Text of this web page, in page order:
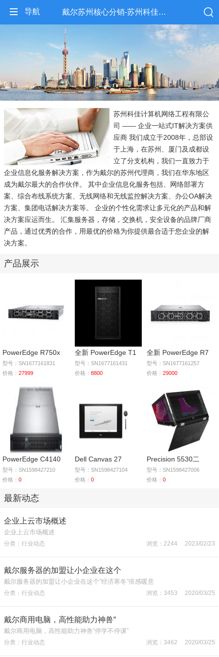
导航 戴尔苏州核心分销-苏州科佳计算机网络工程有限公司
苏州科佳计算机网络工程有限公
司 —— 企业一站式IT解决方案供
应商 我们成立于2008年，总部设
于上海，在苏州、厦门及成都设
立了分支机构，我们一直致力于
企业信息化服务解决方案，作为戴尔的苏州代理商，我们在华东地区
成为戴尔最大的合作伙伴。 其中企业信息化服务包括、网络部署方
案、综合布线系统方案、无线网络和无线监控解决方案、办公OA解决
方案、集团电话解决方案等。 企业的个性化需求让多元化的产品和解
决方案应运而生。 汇集服务器，存储，交换机，安全设备的品牌厂商
产品，通过优秀的合作，用最优的价格为你提供最合适于您企业的解
决方案。
产品展示
PowerEdge R750x
型号：SN1677161831
价格： 27999
全新 PowerEdge T1
型号：SN1677161431
价格： 8800
全新 PowerEdge R7
型号：SN1677161257
价格：29000
PowerEdge C4140
型号：SN1598427210
价格： 0
Dell Canvas 27
型号：SN1598427104
价格： 0
Precision 5530二
型号：SN1598427006
价格：0
最新动态
企业上云市场概述
企业上云市场概述
分类：行业动态 浏览：2244 2023/02/23
戴尔服务器的加盟让小企业在这个
戴尔服务器的加盟让小企业在这个“经济寒冬”倍感暖意
分类：行业动态 浏览：3453 2020/03/25
戴尔商用电脑，高性能助力神兽“
戴尔商用电脑，高性能助力神兽“停学不停课”
分类：行业动态 浏览：3462 2020/03/25